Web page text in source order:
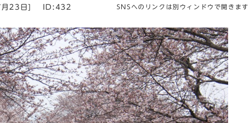
23日] ID:432 SNSへのリンクは別ウィンドウで開きます